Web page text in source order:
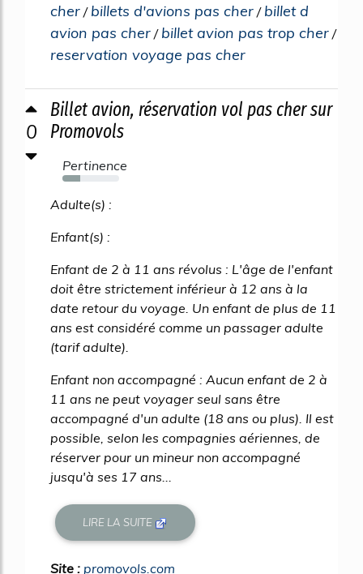
cher / billets d'avions pas cher / billet d
avion pas cher / billet avion pas trop cher /
reservation voyage pas cher
0
Billet avion, réservation vol pas cher sur
Promovols
Pertinence
32%
Adulte(s) :
Enfant(s) :
Enfant de 2 à 11 ans révolus : L'âge de l'enfant
doit être strictement inférieur à 12 ans à la
date retour du voyage. Un enfant de plus de 11
ans est considéré comme un passager adulte
(tarif adulte).
Enfant non accompagné : Aucun enfant de 2 à
11 ans ne peut voyager seul sans être
accompagné d'un adulte (18 ans ou plus). Il est
possible, selon les compagnies aériennes, de
réserver pour un mineur non accompagné
jusqu'à ses 17 ans...
LIRE LA SUITE
Site : promovols.com